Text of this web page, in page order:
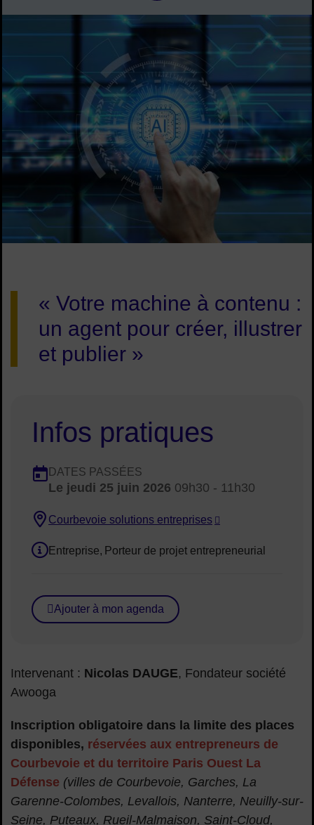
« Votre machine à contenu :
un agent pour créer, illustrer
et publier »
Infos pratiques
Dates :
Dates en cours
DATES PASSÉES
Le jeudi 25 juin 2026 09h30 - 11h30
Lieu :
Courbevoie solutions entreprises
Public concerné :
Entreprise Porteur de projet entrepreneurial
Ajouter à mon agenda
Intervenant : Nicolas DAUGE, Fondateur société
Awooga
Inscription obligatoire dans la limite des places
disponibles, réservées aux entrepreneurs de
Courbevoie et du territoire Paris Ouest La
Défense (villes de Courbevoie, Garches, La
Garenne-Colombes, Levallois, Nanterre, Neuilly-sur-
Seine, Puteaux, Rueil-Malmaison, Saint-Cloud,